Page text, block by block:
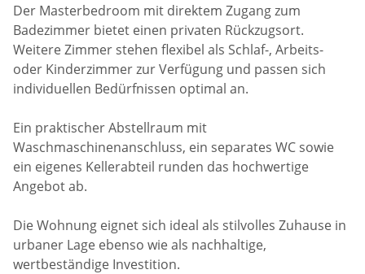
Der Masterbedroom mit direktem Zugang zum
Badezimmer bietet einen privaten Rückzugsort.
Weitere Zimmer stehen flexibel als Schlaf-, Arbeits-
oder Kinderzimmer zur Verfügung und passen sich
individuellen Bedürfnissen optimal an.
Ein praktischer Abstellraum mit
Waschmaschinenanschluss, ein separates WC sowie
ein eigenes Kellerabteil runden das hochwertige
Angebot ab.
Die Wohnung eignet sich ideal als stilvolles Zuhause in
urbaner Lage ebenso wie als nachhaltige,
wertbeständige Investition.